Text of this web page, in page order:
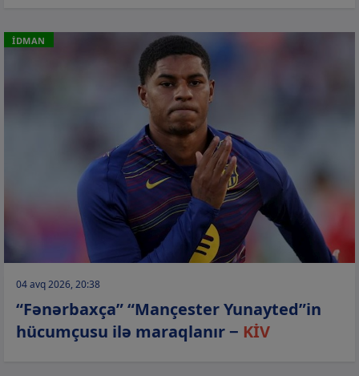
İDMAN
04 avq 2026, 20:38
“Fənərbaxça” “Mançester Yunayted”in
hücumçusu ilə maraqlanır − KİV